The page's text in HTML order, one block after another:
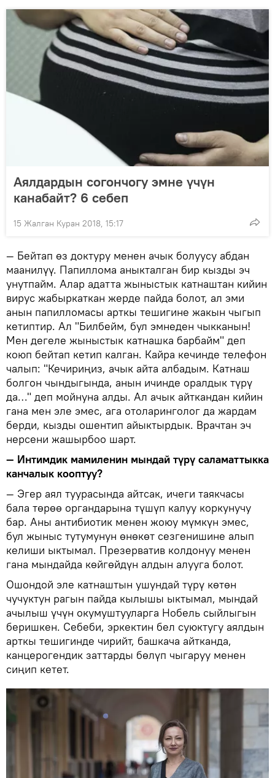
Аялдардын согончогу эмне үчүн
канабайт? 6 себеп
15 Жалган Куран 2018, 15:17
— Бейтап өз доктуру менен ачык болуусу абдан
маанилүү. Папиллома аныкталган бир кызды эч
унутпайм. Алар адатта жыныстык катнаштан кийин
вирус жабыркаткан жерде пайда болот, ал эми
анын папилломасы арткы тешигине жакын чыгып
кетиптир. Ал "Билбейм, бул эмнеден чыкканын!
Мен дегеле жыныстык катнашка барбайм" деп
коюп бейтап кетип калган. Кайра кечинде телефон
чалып: "Кечириңиз, ачык айта албадым. Катнаш
болгон чындыгында, анын ичинде оралдык түрү
да…" деп мойнуна алды. Ал ачык айткандан кийин
гана мен эле эмес, ага отоларинголог да жардам
берди, кызды ошентип айыктырдык. Врачтан эч
нерсени жашырбоо шарт.
— Интимдик мамиленин мындай түрү саламаттыкка
канчалык кооптуу?
— Эгер аял туурасында айтсак, ичеги таякчасы
бала төрөө органдарына түшүп калуу коркунучу
бар. Аны антибиотик менен жоюу мүмкүн эмес,
бул жыныс тутумунун өнөкөт сезгенишине алып
келиши ыктымал. Презерватив колдонуу менен
гана мындайда көйгөйдүн алдын алууга болот.
Ошондой эле катнаштын ушундай түрү көтөн
чучуктун рагын пайда кылышы ыктымал, мындай
ачылыш үчүн окумуштууларга Нобель сыйлыгын
беришкен. Себеби, эркектин бел суюктугу аялдын
арткы тешигинде чирийт, башкача айтканда,
канцерогендик заттарды бөлүп чыгаруу менен
сиңип кетет.